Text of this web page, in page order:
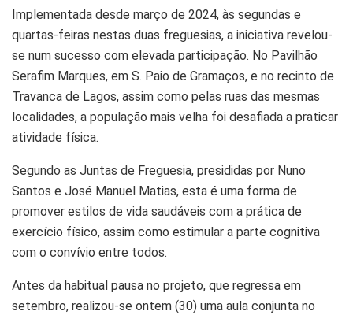
Implementada desde março de 2024, às segundas e
quartas-feiras nestas duas freguesias, a iniciativa revelou-
se num sucesso com elevada participação. No Pavilhão
Serafim Marques, em S. Paio de Gramaços, e no recinto de
Travanca de Lagos, assim como pelas ruas das mesmas
localidades, a população mais velha foi desafiada a praticar
atividade física.
Segundo as Juntas de Freguesia, presididas por Nuno
Santos e José Manuel Matias, esta é uma forma de
promover estilos de vida saudáveis com a prática de
exercício físico, assim como estimular a parte cognitiva
com o convívio entre todos.
Antes da habitual pausa no projeto, que regressa em
setembro, realizou-se ontem (30) uma aula conjunta no